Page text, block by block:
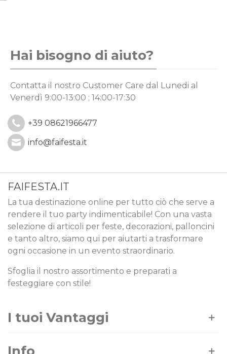
Hai bisogno di aiuto?
Contatta il nostro Customer Care dal Lunedi al
Venerdì 9:00-13:00 ; 14:00-17:30
+39 08621966477
info@faifesta.it
FAIFESTA.IT
La tua destinazione online per tutto ciò che serve a
rendere il tuo party indimenticabile! Con una vasta
selezione di articoli per feste, decorazioni, palloncini
e tanto altro, siamo qui per aiutarti a trasformare
ogni occasione in un evento straordinario.
Sfoglia il nostro assortimento e preparati a
festeggiare con stile!
I tuoi Vantaggi